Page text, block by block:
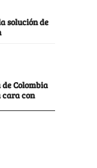
solución de
de Colombia
cara con